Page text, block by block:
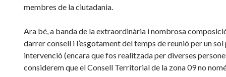
membres de la ciutadania.
Ara bé, a banda de la extraordinària i nombrosa
darrer consell i l’esgotament del temps de reunió per un sol
intervenció (encara que fos realitzada per diverses
considerem que el Consell Territorial de la zona 09 no